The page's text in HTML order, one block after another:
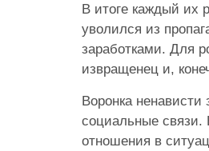
В итоге каждый их
уволился из
заработками. Для
извращенец и,
Воронка ненависти
социальные
отношения в